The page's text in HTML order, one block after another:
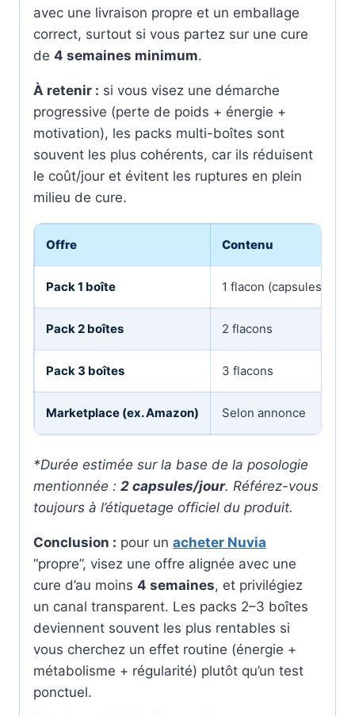
avec une livraison propre et un emballage
correct, surtout si vous partez sur une cure
de 4 semaines minimum.
À retenir : si vous visez une démarche
progressive (perte de poids + énergie +
motivation), les packs multi-boîtes sont
souvent les plus cohérents, car ils réduisent
le coût/jour et évitent les ruptures en plein
milieu de cure.
Offre Contenu
Pack 1 boîte 1 flacon (capsules)
Pack 2 boîtes 2 flacons
Pack 3 boîtes 3 flacons
Marketplace (ex. Amazon) Selon annonce
*Durée estimée sur la base de la posologie
mentionnée : 2 capsules/jour. Référez-vous
toujours à l’étiquetage officiel du produit.
Conclusion : pour un acheter Nuvia
“propre”, visez une offre alignée avec une
cure d’au moins 4 semaines, et privilégiez
un canal transparent. Les packs 2–3 boîtes
deviennent souvent les plus rentables si
vous cherchez un effet routine (énergie +
métabolisme + régularité) plutôt qu’un test
ponctuel.